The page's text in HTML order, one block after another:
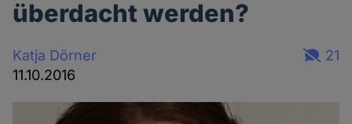
überdacht werden?
Katja Dörner
11.10.2016
21